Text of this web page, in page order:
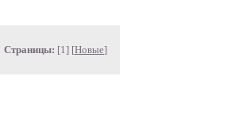
Страницы: [1] [Новые]